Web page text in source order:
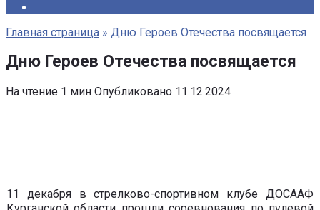
Главная страница » Дню Героев Отечества посвящается
Дню Героев Отечества посвящается
На чтение 1 мин Опубликовано 11.12.2024
11 декабря в стрелково-спортивном клубе ДОСААФ